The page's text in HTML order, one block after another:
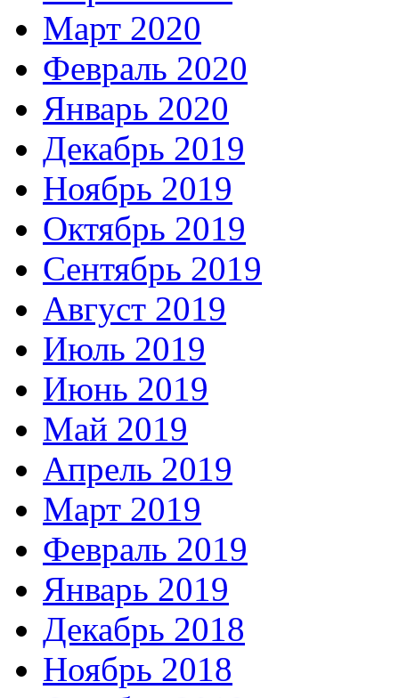
Март 2020
Февраль 2020
Январь 2020
Декабрь 2019
Ноябрь 2019
Октябрь 2019
Сентябрь 2019
Август 2019
Июль 2019
Июнь 2019
Май 2019
Апрель 2019
Март 2019
Февраль 2019
Январь 2019
Декабрь 2018
Ноябрь 2018